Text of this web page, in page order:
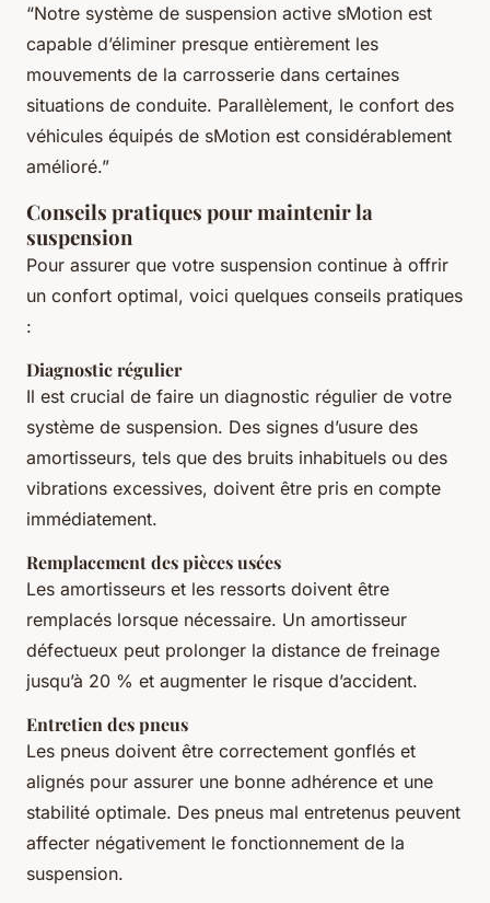
“Notre système de suspension active sMotion est
capable d’éliminer presque entièrement les
mouvements de la carrosserie dans certaines
situations de conduite. Parallèlement, le confort des
véhicules équipés de sMotion est considérablement
amélioré.”
Conseils pratiques pour maintenir la
suspension
Pour assurer que votre suspension continue à offrir
un confort optimal, voici quelques conseils pratiques
:
Diagnostic régulier
Il est crucial de faire un diagnostic régulier de votre
système de suspension. Des signes d’usure des
amortisseurs, tels que des bruits inhabituels ou des
vibrations excessives, doivent être pris en compte
immédiatement.
Remplacement des pièces usées
Les amortisseurs et les ressorts doivent être
remplacés lorsque nécessaire. Un amortisseur
défectueux peut prolonger la distance de freinage
jusqu’à 20 % et augmenter le risque d’accident.
Entretien des pneus
Les pneus doivent être correctement gonflés et
alignés pour assurer une bonne adhérence et une
stabilité optimale. Des pneus mal entretenus peuvent
affecter négativement le fonctionnement de la
suspension.